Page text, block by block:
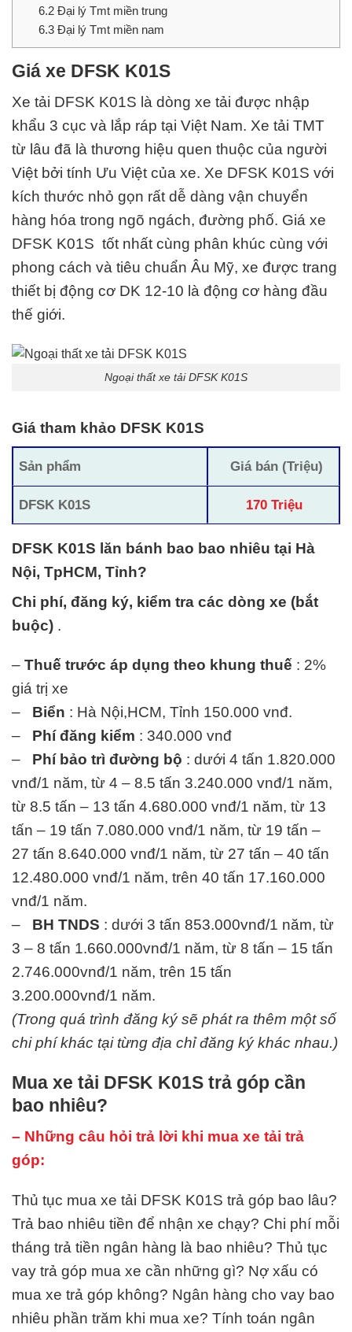
6.2Đại lý Tmt miền trung
6.3Đại lý Tmt miền nam
Giá xe DFSK K01S
Xe tải DFSK K01S là dòng xe tải được nhập
khẩu 3 cục và lắp ráp tại Việt Nam. Xe tải TMT
từ lâu đã là thương hiệu quen thuộc của người
Việt bởi tính Ưu Việt của xe. Xe DFSK K01S với
kích thước nhỏ gọn rất dễ dàng vận chuyển
hàng hóa trong ngõ ngách, đường phố. Giá xe
DFSK K01S tốt nhất cùng phân khúc cùng với
phong cách và tiêu chuẩn Âu Mỹ, xe được trang
thiết bị động cơ DK 12-10 là động cơ hàng đầu
thế giới.
Ngoại thất xe tải DFSK K01S
Giá tham khảo DFSK K01S
Sản phẩm Giá bán (Triệu)
DFSK K01S 170 Triệu
DFSK K01S lăn bánh bao bao nhiêu tại Hà
Nội, TpHCM, Tỉnh?
Chi phí, đăng ký, kiểm tra các dòng xe (bắt
buộc) .
– Thuế trước áp dụng theo khung thuế : 2%
giá trị xe
– Biển : Hà Nội,HCM, Tỉnh 150.000 vnđ.
– Phí đăng kiểm : 340.000 vnđ
– Phí bảo trì đường bộ : dưới 4 tấn 1.820.000
vnđ/1 năm, từ 4 – 8.5 tấn 3.240.000 vnđ/1 năm,
từ 8.5 tấn – 13 tấn 4.680.000 vnđ/1 năm, từ 13
tấn – 19 tấn 7.080.000 vnđ/1 năm, từ 19 tấn –
27 tấn 8.640.000 vnđ/1 năm, từ 27 tấn – 40 tấn
12.480.000 vnđ/1 năm, trên 40 tấn 17.160.000
vnđ/1 năm.
– BH TNDS : dưới 3 tấn 853.000vnđ/1 năm, từ
3 – 8 tấn 1.660.000vnđ/1 năm, từ 8 tấn – 15 tấn
2.746.000vnđ/1 năm, trên 15 tấn
3.200.000vnđ/1 năm.
(Trong quá trình đăng ký sẽ phát ra thêm một số
chi phí khác tại từng địa chỉ đăng ký khác nhau.)
Mua xe tải DFSK K01S trả góp cần
bao nhiêu?
– Những câu hỏi trả lời khi mua xe tải trả
góp:
Thủ tục mua xe tải DFSK K01S trả góp bao lâu?
Trả bao nhiêu tiền để nhận xe chạy? Chi phí mỗi
tháng trả tiền ngân hàng là bao nhiêu? Thủ tục
vay trả góp mua xe cần những gì? Nợ xấu có
mua xe trả góp không? Ngân hàng cho vay bao
nhiêu phần trăm khi mua xe? Tính toán ngân